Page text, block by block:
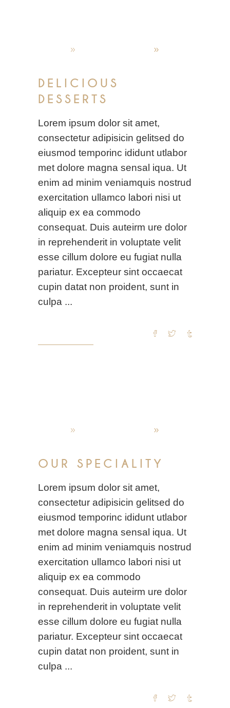
DELICIOUS
DESSERTS
Lorem ipsum dolor sit amet,
consectetur adipisicin gelitsed do
eiusmod temporinc ididunt utlabor
met dolore magna sensal iqua. Ut
enim ad minim veniamquis nostrud
exercitation ullamco labori nisi ut
aliquip ex ea commodo
consequat. Duis auteirm ure dolor
in reprehenderit in voluptate velit
esse cillum dolore eu fugiat nulla
pariatur. Excepteur sint occaecat
cupin datat non proident, sunt in
culpa
OUR SPECIALITY
Lorem ipsum dolor sit amet,
consectetur adipisicin gelitsed do
eiusmod temporinc ididunt utlabor
met dolore magna sensal iqua. Ut
enim ad minim veniamquis nostrud
exercitation ullamco labori nisi ut
aliquip ex ea commodo
consequat. Duis auteirm ure dolor
in reprehenderit in voluptate velit
esse cillum dolore eu fugiat nulla
pariatur. Excepteur sint occaecat
cupin datat non proident, sunt in
culpa